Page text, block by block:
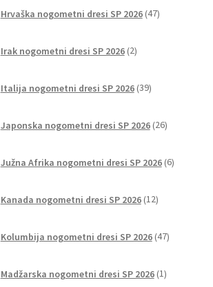
Hrvaška nogometni dresi SP 2026 47izdelkov
Irak nogometni dresi SP 2026 2izdelka
Italija nogometni dresi SP 2026 39izdelkov
Japonska nogometni dresi SP 2026 26izdelkov
Južna Afrika nogometni dresi SP 2026 6izdelkov
Kanada nogometni dresi SP 2026 12izdelkov
Kolumbija nogometni dresi SP 2026 47izdelkov
Madžarska nogometni dresi SP 2026 1izdelek